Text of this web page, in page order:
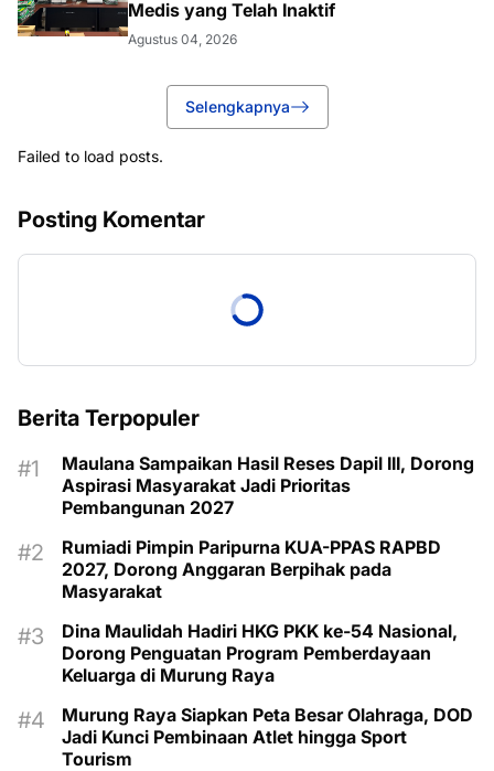
Medis yang Telah Inaktif
Agustus 04, 2026
Selengkapnya
Failed to load posts.
Posting Komentar
Berita Terpopuler
Maulana Sampaikan Hasil Reses Dapil III, Dorong
Aspirasi Masyarakat Jadi Prioritas
Pembangunan 2027
Rumiadi Pimpin Paripurna KUA-PPAS RAPBD
2027, Dorong Anggaran Berpihak pada
Masyarakat
Dina Maulidah Hadiri HKG PKK ke-54 Nasional,
Dorong Penguatan Program Pemberdayaan
Keluarga di Murung Raya
Murung Raya Siapkan Peta Besar Olahraga, DOD
Jadi Kunci Pembinaan Atlet hingga Sport
Tourism